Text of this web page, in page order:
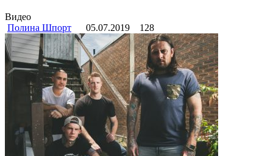
Видео
Полина Шпорт
05.07.2019 128